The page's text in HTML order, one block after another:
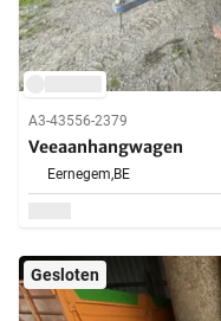
A3-43556-2379
Veeaanhangwagen
Eernegem,BE
Gesloten